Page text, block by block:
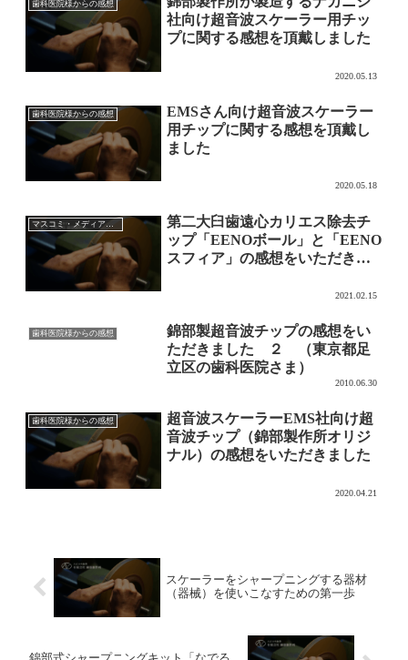
歯科医院様からの感想
社向け超音波スケーラー用チッ
プに関する感想を頂戴しました
2020.05.13
歯科医院様からの感想
EMSさん向け超音波スケーラー
用チップに関する感想を頂戴し
ました
2020.05.18
マスコミ・メディア・講演
第二大臼歯遠心カリエス除去チ
ップ「EENOボール」と「EENO
スフィア」の感想をいただきま
2021.02.15
歯科医院様からの感想
錦部製超音波チップの感想をい
ただきました ２ （東京都足
立区の歯科医院さま）
2010.06.30
歯科医院様からの感想
超音波スケーラーEMS社向け超
音波チップ（錦部製作所オリジ
ナル）の感想をいただきました
2020.04.21
スケーラーをシャープニングする器材
（器械）を使いこなすための第一歩